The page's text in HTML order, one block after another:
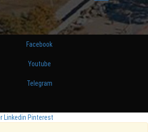
Facebook
Youtube
Telegram
Linkedin Pinterest